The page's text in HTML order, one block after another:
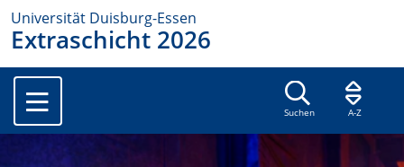
Universität Duisburg-Essen
Extraschicht 2026
Suchen A-Z